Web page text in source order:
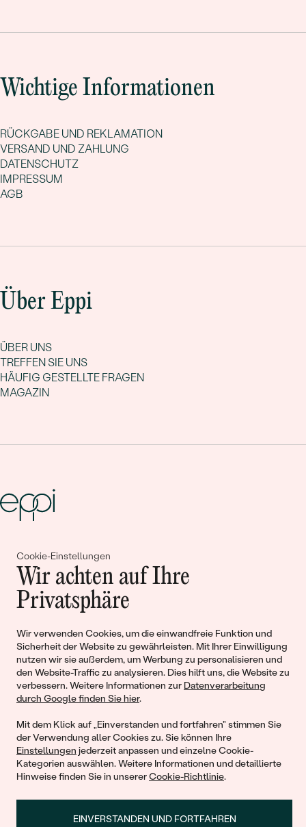
Cookie-Einstellungen
Wir achten auf Ihre
Privatsphäre
Wir verwenden Cookies, um die einwandfreie Funktion und
Sicherheit der Website zu gewährleisten. Mit Ihrer Einwilligung
nutzen wir sie außerdem, um Werbung zu personalisieren und
den Website-Traffic zu analysieren. Dies hilft uns, die Website zu
verbessern. Weitere Informationen zur Datenverarbeitung
durch Google finden Sie hier.
Mit dem Klick auf „Einverstanden und fortfahren" stimmen Sie
der Verwendung aller Cookies zu. Sie können Ihre
Einstellungen jederzeit anpassen und einzelne Cookie-
Kategorien auswählen. Weitere Informationen und detaillierte
Hinweise finden Sie in unsererCookie-Richtlinie.
EINVERSTANDEN UND FORTFAHREN
Wichtige Informationen
RÜCKGABE UND REKLAMATION
VERSAND UND ZAHLUNG
DATENSCHUTZ
IMPRESSUM
AGB
Über Eppi
ÜBER UNS
TREFFEN SIE UNS
HÄUFIG GESTELLTE FRAGEN
MAGAZIN
Gemeinsam erschaffen wir
Geschichten von Schönheit und
Liebe
Begleiten Sie uns!
© 2011 - 2026, Eppi.de